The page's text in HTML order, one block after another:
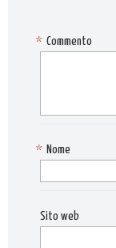
Commento
*
Nome
*
Sito web